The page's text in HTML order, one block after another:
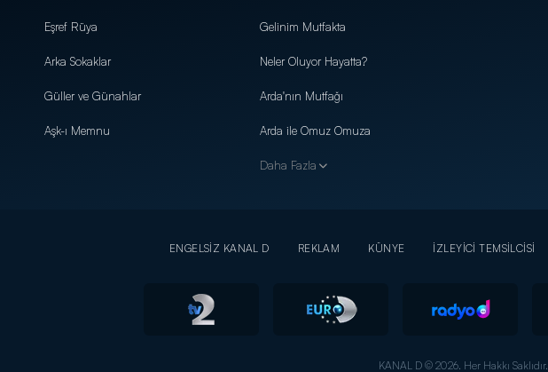
Eşref Rüya
Arka Sokaklar
Güller ve Günahlar
Aşk-ı Memnu
Gelinim Mutfakta
Neler Oluyor Hayatta?
Arda'nın Mutfağı
Arda ile Omuz Omuza
Daha Fazla
ENGELSİZ KANAL D REKLAM KÜNYE İZLEYİCİ TEMSİLCİSİ
KANAL D © 2026. Her Hakkı Saklıdır.